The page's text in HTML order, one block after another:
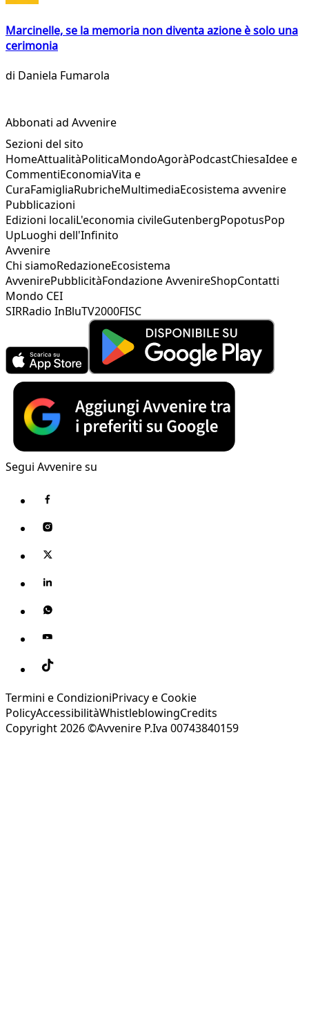
Marcinelle, se la memoria non diventa azione è solo una
cerimonia
di Daniela Fumarola
Abbonati ad Avvenire
Sezioni del sito
HomeAttualitàPoliticaMondoAgoràPodcastChiesaIdee e
CommentiEconomiaVita e
CuraFamigliaRubricheMultimediaEcosistema avvenire
Pubblicazioni
Edizioni localiL'economia civileGutenbergPopotusPop
UpLuoghi dell'Infinito
Avvenire
Chi siamoRedazioneEcosistema
AvvenirePubblicitàFondazione AvvenireShopContatti
Mondo CEI
SIRRadio InBluTV2000FISC
Segui Avvenire su
Termini e CondizioniPrivacy e Cookie
PolicyAccessibilitàWhistleblowingCredits
Copyright 2026 ©Avvenire P.Iva 00743840159